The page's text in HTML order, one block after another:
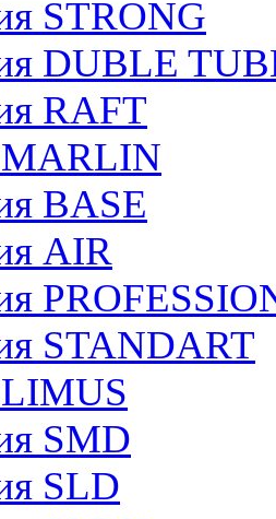
STRONG
DUBLE
RAFT
BASE
AIR
STANDART
SMD
SLD